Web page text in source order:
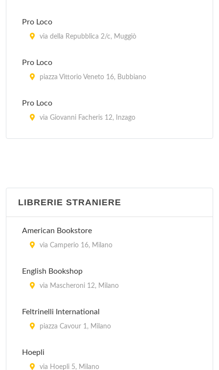
Pro Loco
via della Repubblica 2/c, Muggiò
Pro Loco
piazza Vittorio Veneto 16, Bubbiano
Pro Loco
via Giovanni Facheris 12, Inzago
piazza Giuseppe Garibaldi 10, Melzo
LIBRERIE STRANIERE
American Bookstore
via Camperio 16, Milano
English Bookshop
via Mascheroni 12, Milano
Feltrinelli International
piazza Cavour 1, Milano
Hoepli
via Hoepli 5, Milano